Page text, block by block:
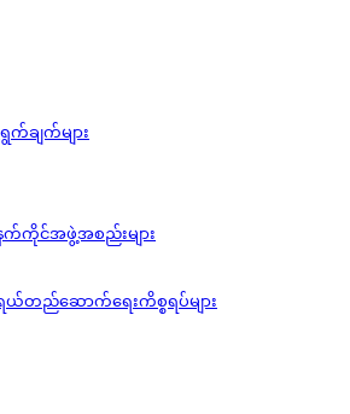
ရွက်ချက်များ
ကိုင်အဖွဲ့အစည်းများ
တည်ဆောက်‌ရေးကိစ္စရပ်များ